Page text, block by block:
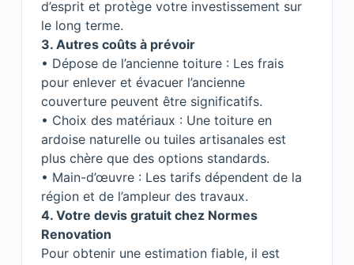
d’esprit et protège votre investissement sur
le long terme.
3.⁠ ⁠Autres coûts à prévoir
• Dépose de l’ancienne toiture : Les frais
pour enlever et évacuer l’ancienne
couverture peuvent être significatifs.
• Choix des matériaux : Une toiture en
ardoise naturelle ou tuiles artisanales est
plus chère que des options standards.
• Main-d’œuvre : Les tarifs dépendent de la
région et de l’ampleur des travaux.
4.⁠ ⁠Votre devis gratuit chez Normes
Renovation
Pour obtenir une estimation fiable, il est